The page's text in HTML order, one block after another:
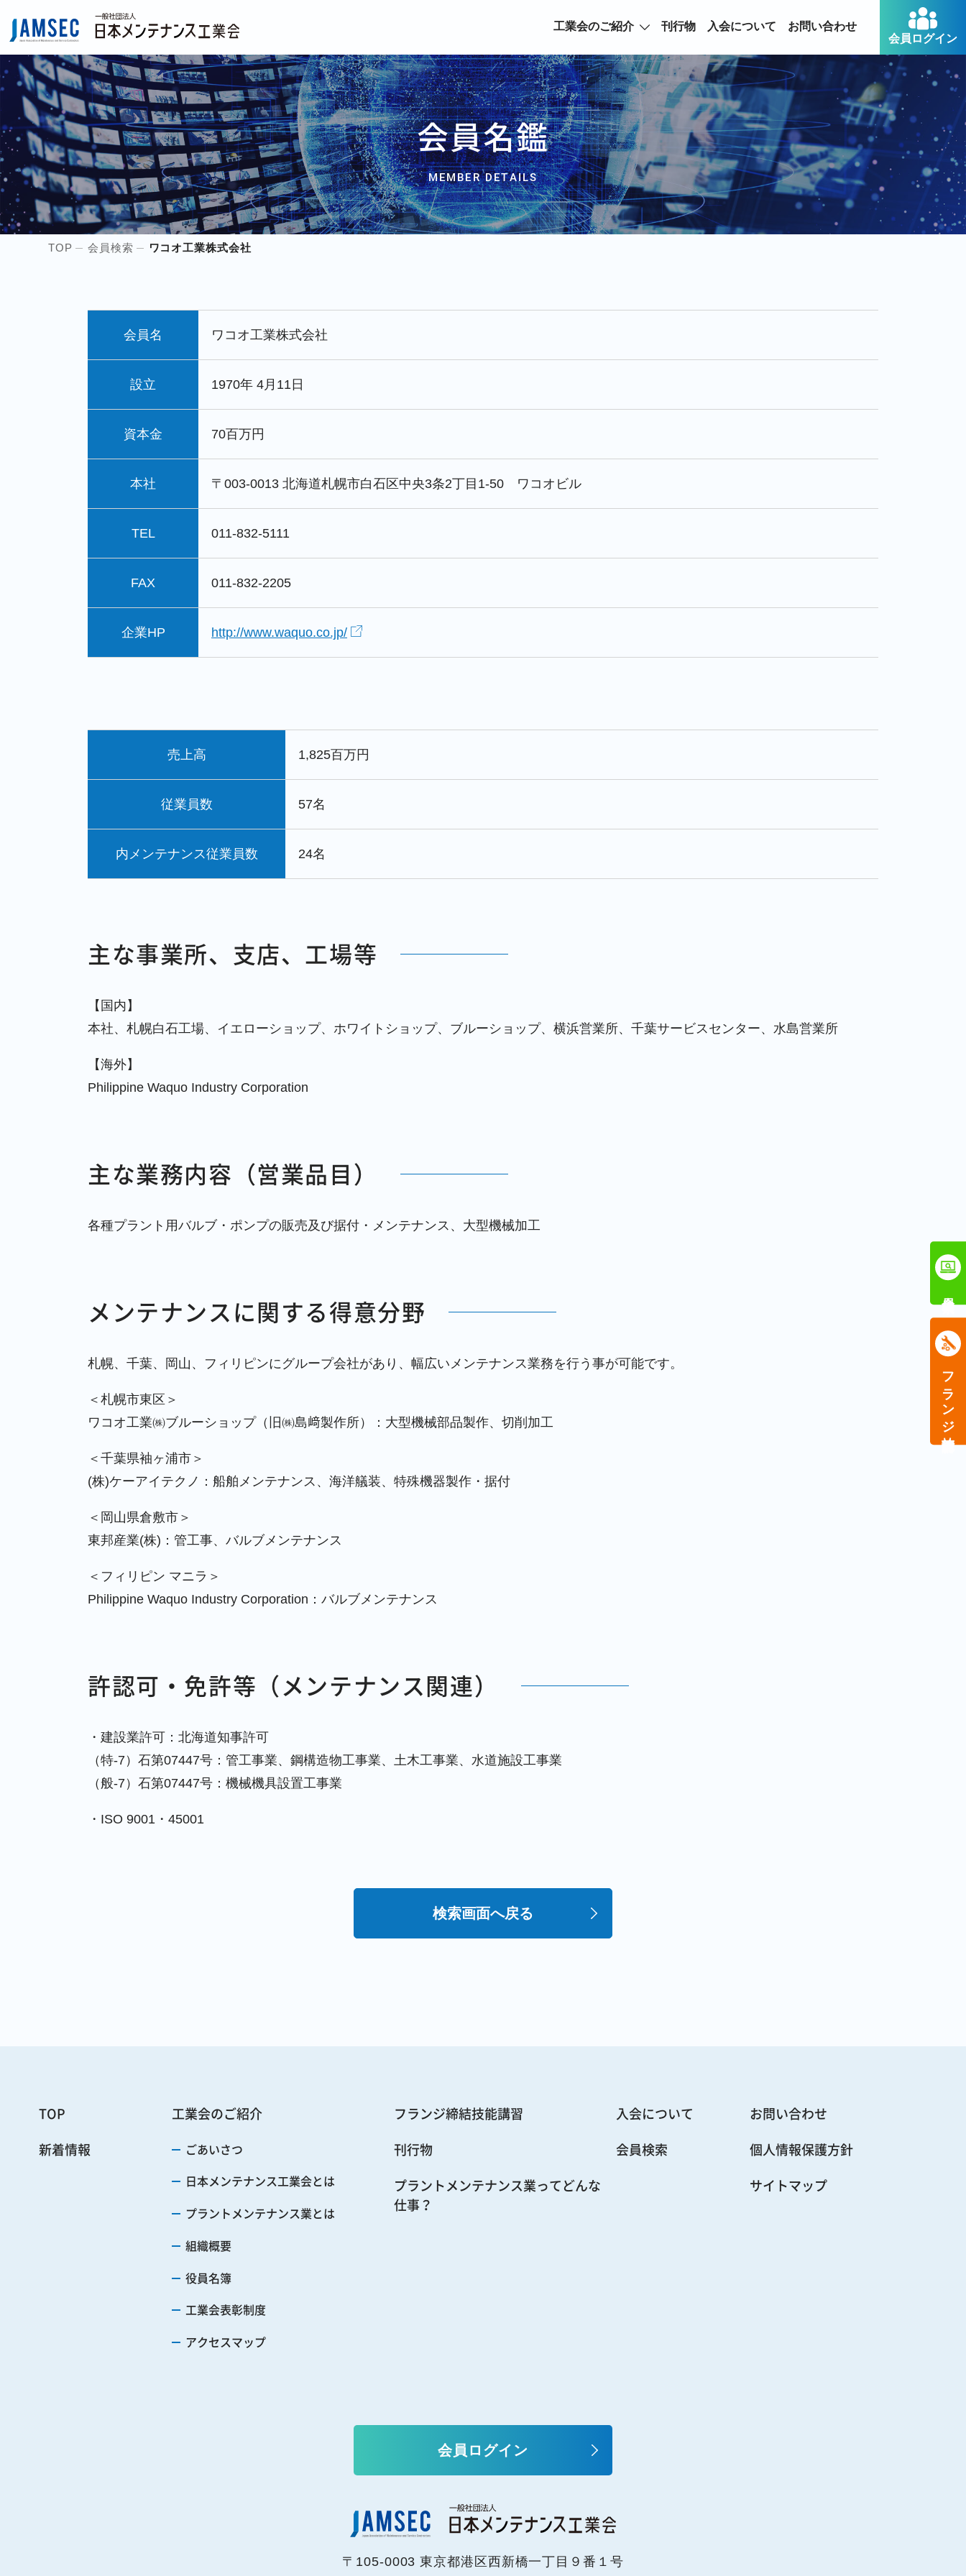
工業会のご紹介 刊行物 入会について
お問い合わせ
会員ログイン
会員名鑑
MEMBER DETAILS
TOP 会員検索 ワコオ工業株式会社
会員名 ワコオ工業株式会社
設立 1970年 4月11日
資本金 70百万円
本社 〒003-0013 北海道札幌市白石区中央3条2丁目1-50 ワコオビル
TEL 011-832-5111
FAX 011-832-2205
企業HP http://www.waquo.co.jp/
売上高 1,825百万円
従業員数 57名
内メンテナンス従業員数 24名
主な事業所、支店、工場等
【国内】
本社、札幌白石工場、イエローショップ、ホワイトショップ、ブルーショップ、横浜営業所、千葉サービスセンター、水島営業所
【海外】
Philippine Waquo Industry Corporation
主な業務内容（営業品目）
各種プラント用バルブ・ポンプの販売及び据付・メンテナンス、大型機械加工
メンテナンスに関する得意分野
札幌、千葉、岡山、フィリピンにグループ会社があり、幅広いメンテナンス業務を行う事が可能です。
＜札幌市東区＞
ワコオ工業㈱ブルーショップ（旧㈱島﨑製作所）：大型機械部品製作、切削加工
＜千葉県袖ヶ浦市＞
(株)ケーアイテクノ：船舶メンテナンス、海洋艤装、特殊機器製作・据付
＜岡山県倉敷市＞
東邦産業(株)：管工事、バルブメンテナンス
＜フィリピン マニラ＞
Philippine Waquo Industry Corporation：バルブメンテナンス
許認可・免許等（メンテナンス関連）
・建設業許可：北海道知事許可
（特-7）石第07447号：管工事業、鋼構造物工事業、土木工事業、水道施設工事業
（般-7）石第07447号：機械機具設置工事業
・ISO 9001・45001
検索画面へ戻る
フランジ技能講習
TOP
新着情報
工業会のご紹介
ごあいさつ
日本メンテナンス工業会とは
プラントメンテナンス業とは
組織概要
役員名簿
工業会表彰制度
アクセスマップ
フランジ締結技能講習
刊行物
プラントメンテナンス業ってどんな
仕事？
入会について
会員検索
お問い合わせ
個人情報保護方針
サイトマップ
会員ログイン
〒105-0003 東京都港区西新橋一丁目９番１号